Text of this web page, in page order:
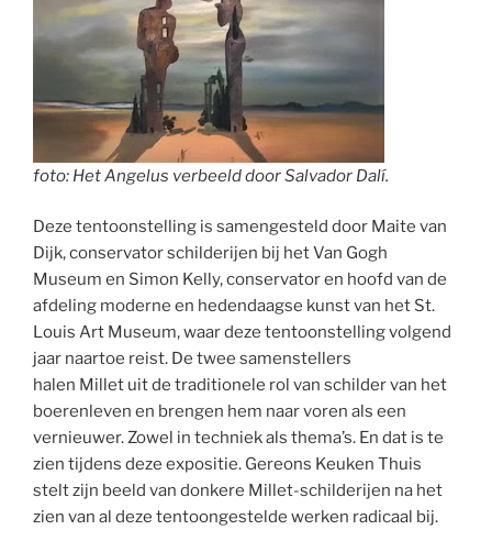
foto: Het Angelus verbeeld door Salvador Dalí.
Deze tentoonstelling is samengesteld door Maite van
Dijk, conservator schilderijen bij het Van Gogh
Museum en Simon Kelly, conservator en hoofd van de
afdeling moderne en hedendaagse kunst van het St.
Louis Art Museum, waar deze tentoonstelling volgend
jaar naartoe reist. De twee samenstellers
halen Millet uit de traditionele rol van schilder van het
boerenleven en brengen hem naar voren als een
vernieuwer. Zowel in techniek als thema’s. En dat is te
zien tijdens deze expositie. Gereons Keuken Thuis
stelt zijn beeld van donkere Millet-schilderijen na het
zien van al deze tentoongestelde werken radicaal bij.